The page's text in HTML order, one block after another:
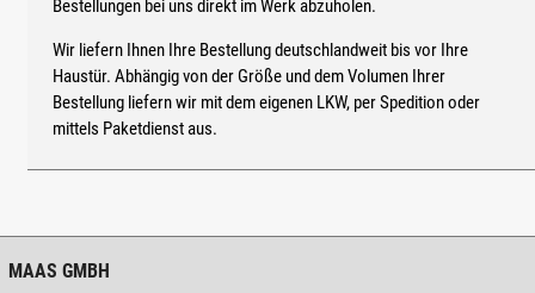
Bestellungen bei uns direkt im Werk abzuholen.
Wir liefern Ihnen Ihre Bestellung deutschlandweit bis vor Ihre
Haustür. Abhängig von der Größe und dem Volumen Ihrer
Bestellung liefern wir mit dem eigenen LKW, per Spedition oder
mittels Paketdienst aus.
MAAS GMBH